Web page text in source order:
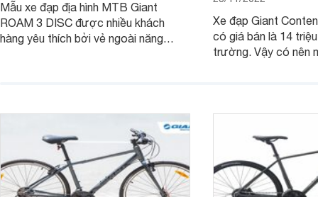
Mẫu xe đạp địa hình MTB Giant
ROAM 3 DISC được nhiều khách
hàng yêu thích bởi vẻ ngoài năng
Xe đạp Giant
có giá bán là 14
trường. Vậy có nên